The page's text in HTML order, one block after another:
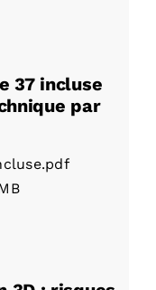
37 incluse
par